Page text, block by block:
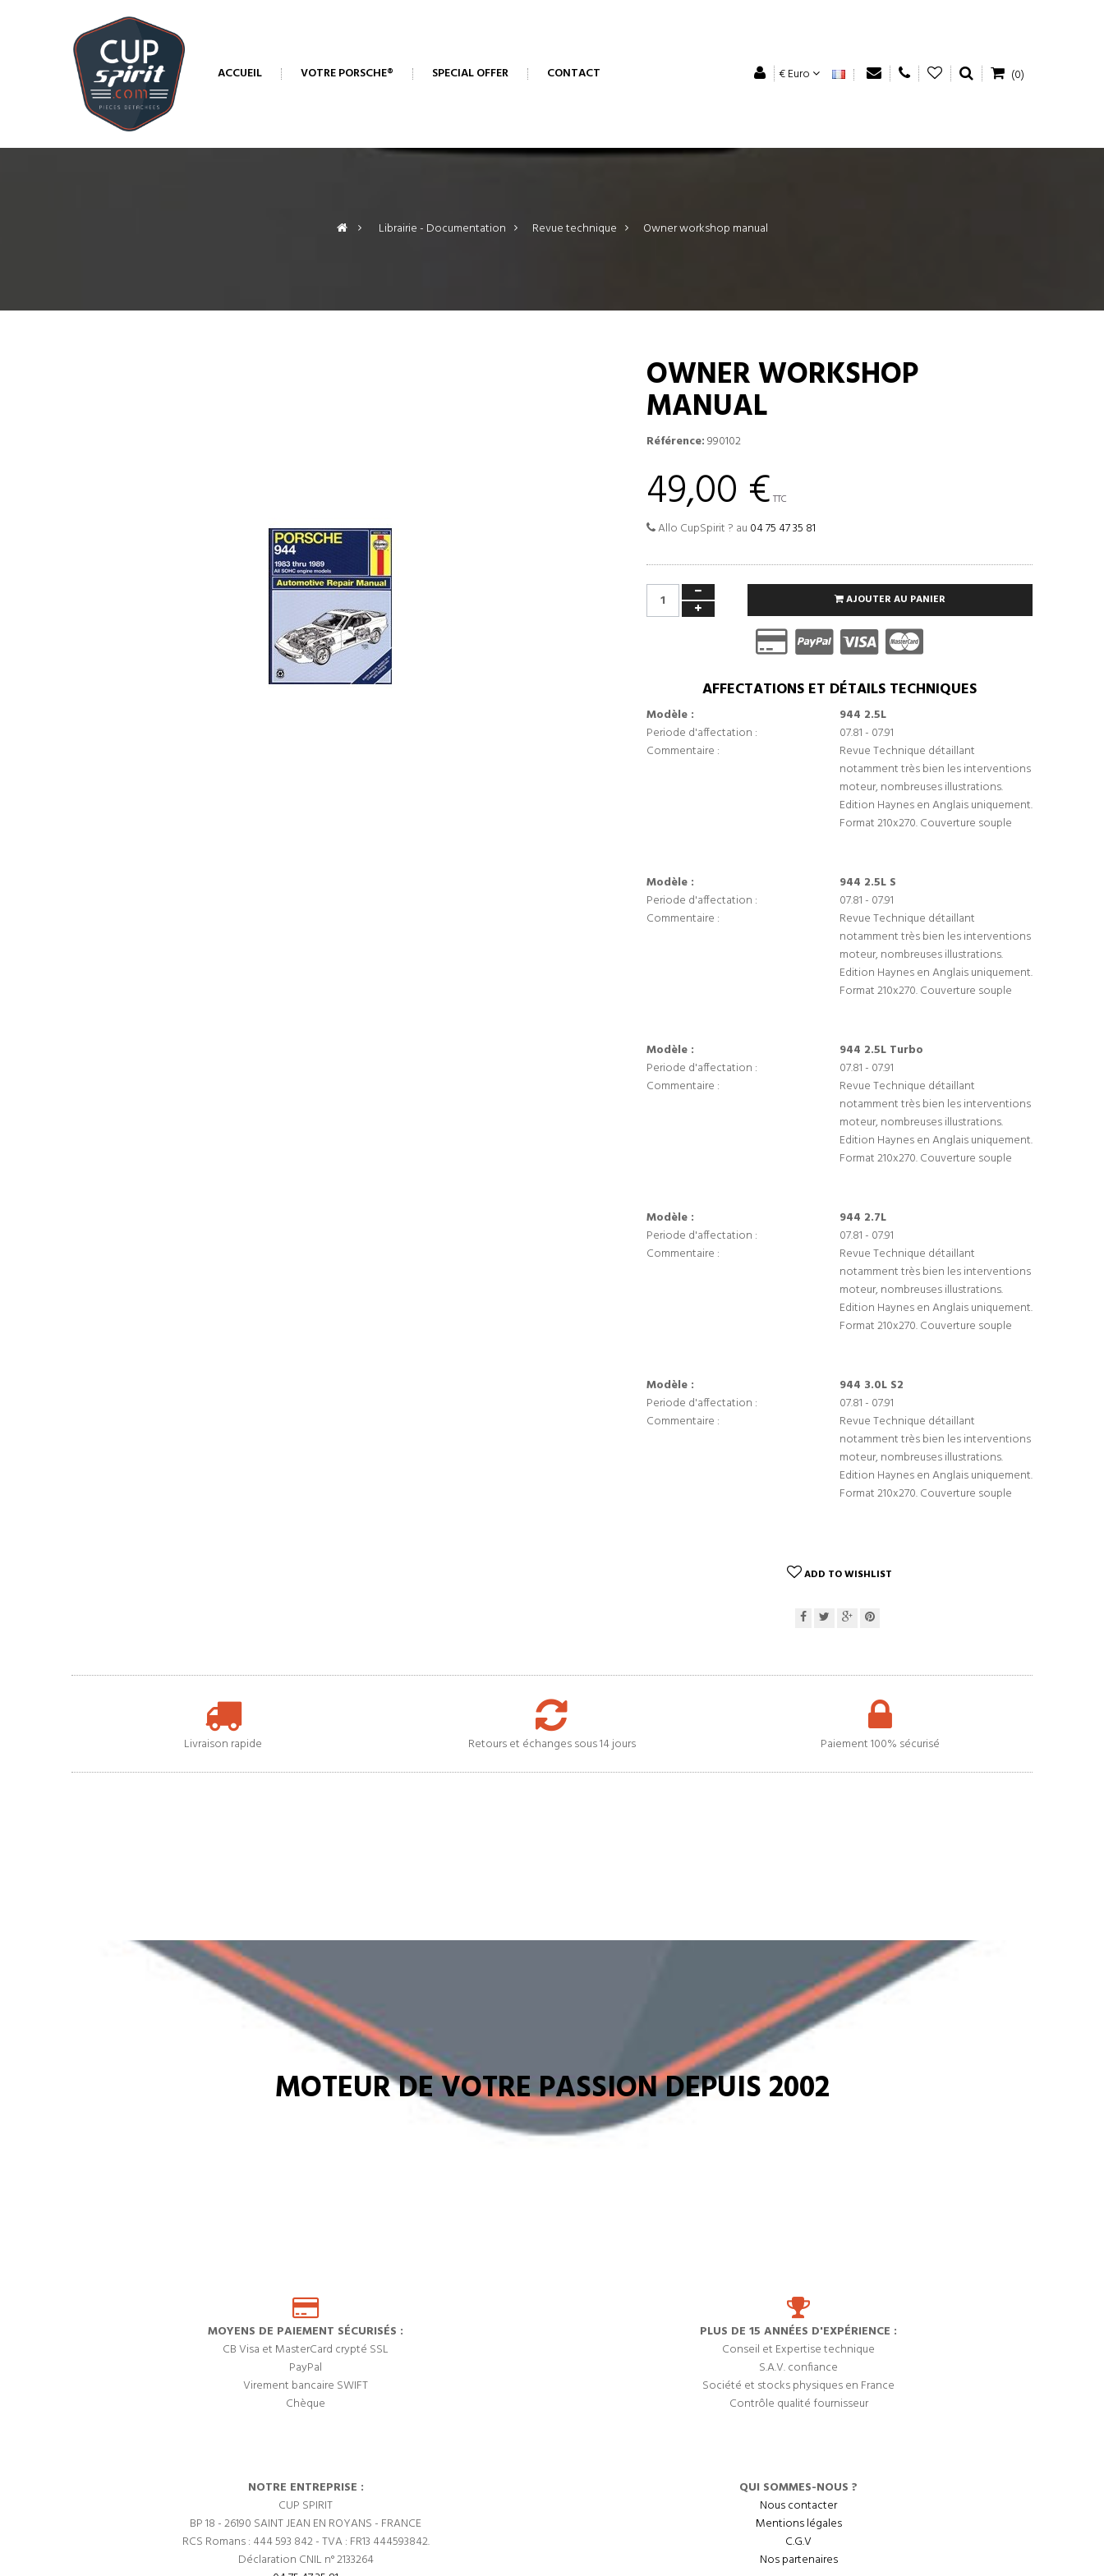
ACCUEIL VOTRE PORSCHE® SPECIAL OFFER CONTACT € Euro (0)
> Librairie - Documentation > Revue technique > Owner workshop manual
OWNER WORKSHOP
MANUAL
Référence:990102
49,00 € TTC
Allo CupSpirit ? au 04 75 47 35 81
AJOUTER AU PANIER
AFFECTATIONS ET DÉTAILS TECHNIQUES
Modèle :
944 2.5L
Periode d'affectation :
07.81 - 07.91
Commentaire :
Revue Technique détaillant
notamment très bien les interventions
moteur, nombreuses illustrations.
Edition Haynes en Anglais uniquement.
Format 210x270. Couverture souple
Modèle :
944 2.5L S
Periode d'affectation :
07.81 - 07.91
Commentaire :
Revue Technique détaillant
notamment très bien les interventions
moteur, nombreuses illustrations.
Edition Haynes en Anglais uniquement.
Format 210x270. Couverture souple
Modèle :
944 2.5L Turbo
Periode d'affectation :
07.81 - 07.91
Commentaire :
Revue Technique détaillant
notamment très bien les interventions
moteur, nombreuses illustrations.
Edition Haynes en Anglais uniquement.
Format 210x270. Couverture souple
Modèle :
944 2.7L
Periode d'affectation :
07.81 - 07.91
Commentaire :
Revue Technique détaillant
notamment très bien les interventions
moteur, nombreuses illustrations.
Edition Haynes en Anglais uniquement.
Format 210x270. Couverture souple
Modèle :
944 3.0L S2
Periode d'affectation :
07.81 - 07.91
Commentaire :
Revue Technique détaillant
notamment très bien les interventions
moteur, nombreuses illustrations.
Edition Haynes en Anglais uniquement.
Format 210x270. Couverture souple
ADD TO WISHLIST
Livraison rapide Retours et échanges sous 14 jours Paiement 100% sécurisé
MOTEUR DE VOTRE PASSION DEPUIS 2002
MOYENS DE PAIEMENT SÉCURISÉS :
CB Visa et MasterCard crypté SSL
PayPal
Virement bancaire SWIFT
Chèque
PLUS DE 15 ANNÉES D'EXPÉRIENCE :
Conseil et Expertise technique
S.A.V. confiance
Société et stocks physiques en France
Contrôle qualité fournisseur
NOTRE ENTREPRISE :
CUP SPIRIT
BP 18 - 26190 SAINT JEAN EN ROYANS - FRANCE
RCS Romans : 444 593 842 - TVA : FR13 444593842.
Déclaration CNIL n° 2133264
QUI SOMMES-NOUS ?
Nous contacter
Mentions légales
C.G.V
Nos partenaires